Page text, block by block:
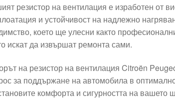
резистор на вентилация е изработен от
и устойчивост на надлежно
което ще улесни както
искат да извършат ремонта сами.
на резистор на вентилация Citroën
за поддържане на автомобила в
комфорта и сигурността на вашето